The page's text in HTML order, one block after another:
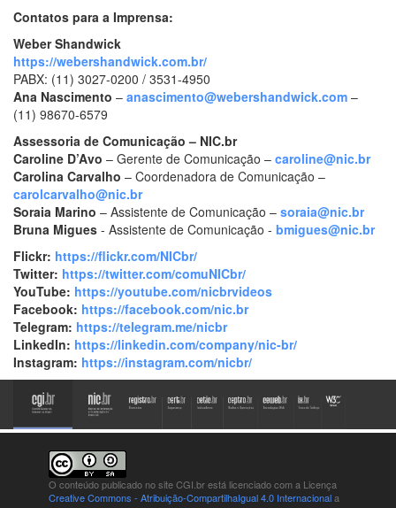
Contatos para a Imprensa:
Weber Shandwick
https://webershandwick.com.br/
PABX: (11) 3027-0200 / 3531-4950
Ana Nascimento – anascimento@webershandwick.com –
(11) 98670-6579
Assessoria de Comunicação – NIC.br
Caroline D’Avo – Gerente de Comunicação – caroline@nic.br
Carolina Carvalho – Coordenadora de Comunicação –
carolcarvalho@nic.br
Soraia Marino – Assistente de Comunicação – soraia@nic.br
Bruna Migues - Assistente de Comunicação - bmigues@nic.br
Flickr: https://flickr.com/NICbr/
Twitter: https://twitter.com/comuNICbr/
YouTube: https://youtube.com/nicbrvideos
Facebook: https://facebook.com/nic.br
Telegram: https://telegram.me/nicbr
LinkedIn: https://linkedin.com/company/nic-br/
Instagram: https://instagram.com/nicbr/
O conteúdo publicado no site CGI.br está licenciado com a Licença
Creative Commons - Atribuição-CompartilhaIgual 4.0 Internacionala